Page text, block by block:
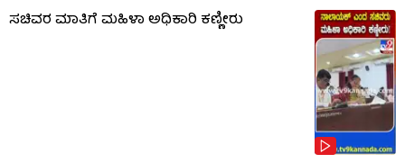
ಸಚಿವರ ಮಾತಿಗೆ ಮಹಿಳಾ ಅಧಿಕಾರಿ ಕಣ್ಣೀರು